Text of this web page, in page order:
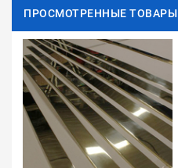
ПРОСМОТРЕННЫЕ ТОВАРЫ